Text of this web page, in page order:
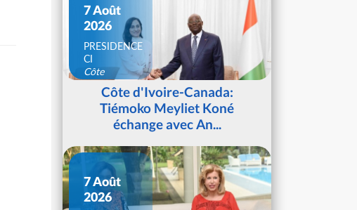
7 Août
2026
PRESIDENCE
CI
Côte
d'IvoireCôte d'Ivoire-Canada:
Tiémoko Meyliet Koné
échange avec An...
7 Août
2026